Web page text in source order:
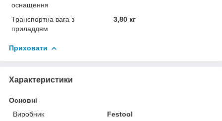
оснащення
Транспортна вага з
приладдям
3,80 кг
Приховати
Характеристики
Основні
Виробник
Festool